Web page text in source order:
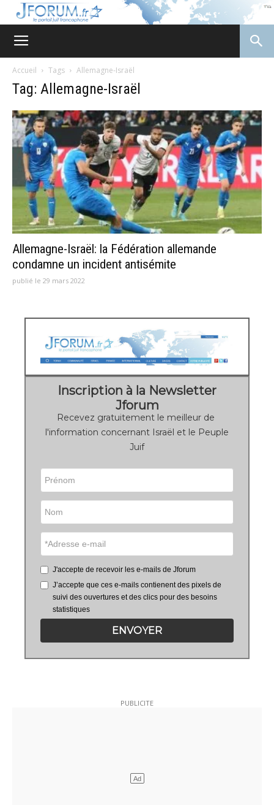
Accueil Tags Allemagne-Israël
Tag: Allemagne-Israël
Allemagne-Israël: la Fédération allemande
condamne un incident antisémite
publié le 29 mars 2022
Inscription à la Newsletter
Jforum
Recevez gratuitement le meilleur de
l'information concernant Israël et le Peuple
Juif
J'accepte de recevoir les e-mails de Jforum
J’accepte que ces e-mails contienent des pixels de
suivi des ouvertures et des clics pour des besoins
statistiques
ENVOYER